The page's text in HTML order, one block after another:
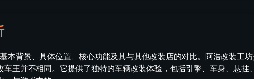
本背景、具体位置、核心功能及其与其他改装店的对比。阿浩改装工
王并不相同。它提供了独特的车辆改装体验，包括引擎、车身、悬挂